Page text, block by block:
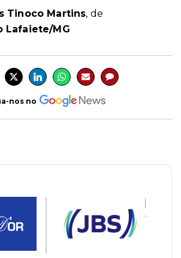
Tinoco Martins, de
Lafaiete/MG
nos no